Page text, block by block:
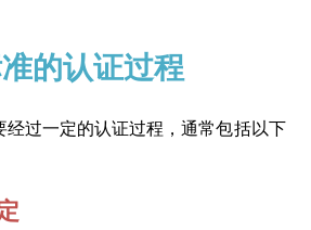
的认证过程
经过一定的认证过程，通常包括以下